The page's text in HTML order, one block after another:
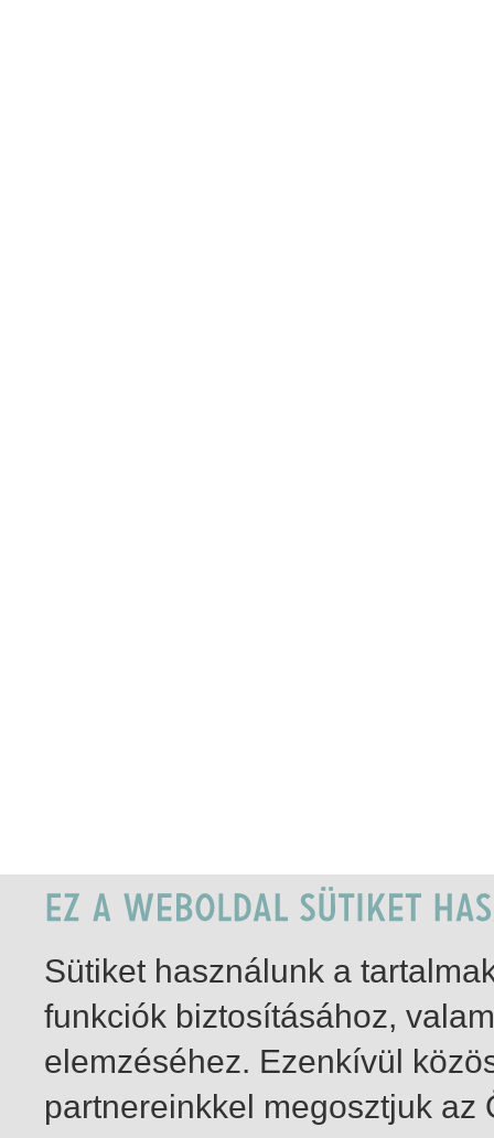
Sütiket használunk a
funkciók biztosításához,
elemzéséhez. Ezenkívül
partnereinkkel megosztjuk